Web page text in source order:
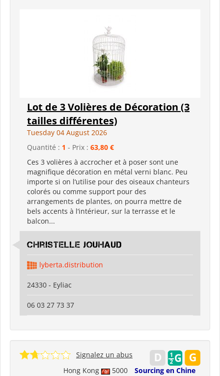
Lot de 3 Volières de Décoration (3
tailles différentes)
Tuesday 04 August 2026
Quantité : 1 - Prix : 63,80 €
Ces 3 volières à accrocher et à poser sont une
magnifique décoration en métal verni blanc. Peu
importe si on l‘utilise pour des oiseaux chanteurs
colorés ou comme support pour des
arrangements de plantes, on pourra mettre de
bels accents à l‘intérieur, sur la terrasse et le
balcon...
Christelle Jouhaud
lyberta.distribution
24330 - Eyliac
06 03 27 73 37
Hong Kong 5000 Sourcing en Chine
Signalez un abus